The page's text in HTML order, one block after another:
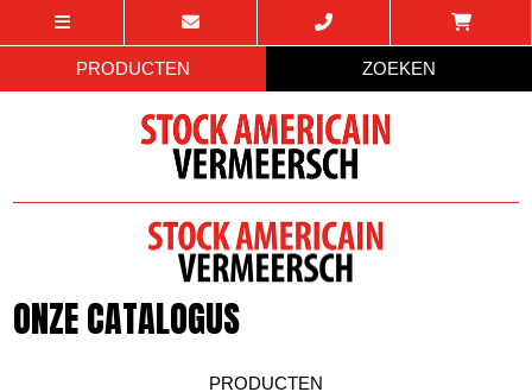
PRODUCTEN ZOEKEN
ONZE CATALOGUS
PRODUCTEN